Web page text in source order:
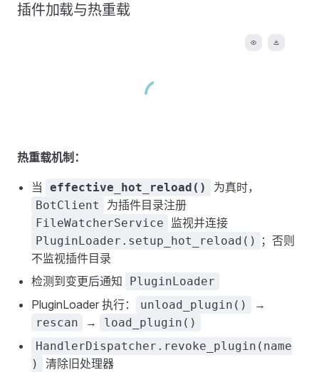
插件加载与热重载
热重载机制：
当 effective_hot_reload() 为真时，
BotClient 为插件目录注册
FileWatcherService 监视并连接
PluginLoader.setup_hot_reload()
；否则
不监视插件目录
检测到变更后通知
PluginLoader
PluginLoader 执行： unload_plugin() →
rescan →
load_plugin()
HandlerDispatcher.revoke_plugin(name
)
清除旧处理器